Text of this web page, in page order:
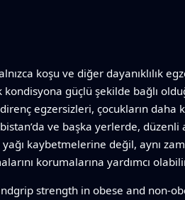
koşu ve diğer dayanıklılık
kondisyona güçlü şekilde bağlı
egzersizleri, çocukların daha
ve başka yerlerde,
kaybetmelerine değil, aynı
korumalarına yardımcı
strength in obese and non-